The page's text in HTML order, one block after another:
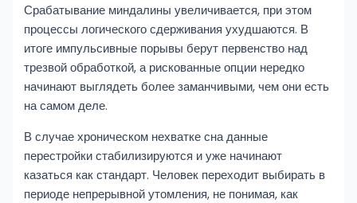
Срабатывание миндалины увеличивается, при этом
процессы логического сдерживания ухудшаются. В
итоге импульсивные порывы берут первенство над
трезвой обработкой, а рискованные опции нередко
начинают выглядеть более заманчивыми, чем они есть
на самом деле.
В случае хроническом нехватке сна данные
перестройки стабилизируются и уже начинают
казаться как стандарт. Человек переходит выбирать в
периоде непрерывной утомления, не понимая, как